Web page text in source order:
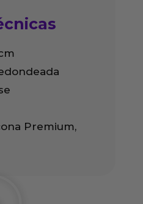
Premium,